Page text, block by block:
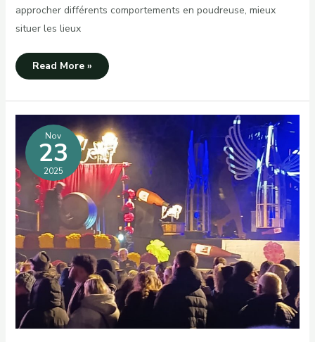
approcher différents comportements en poudreuse, mieux
situer les lieux
Le
quotidien
et
plus
Read More »
Nov
23
2025